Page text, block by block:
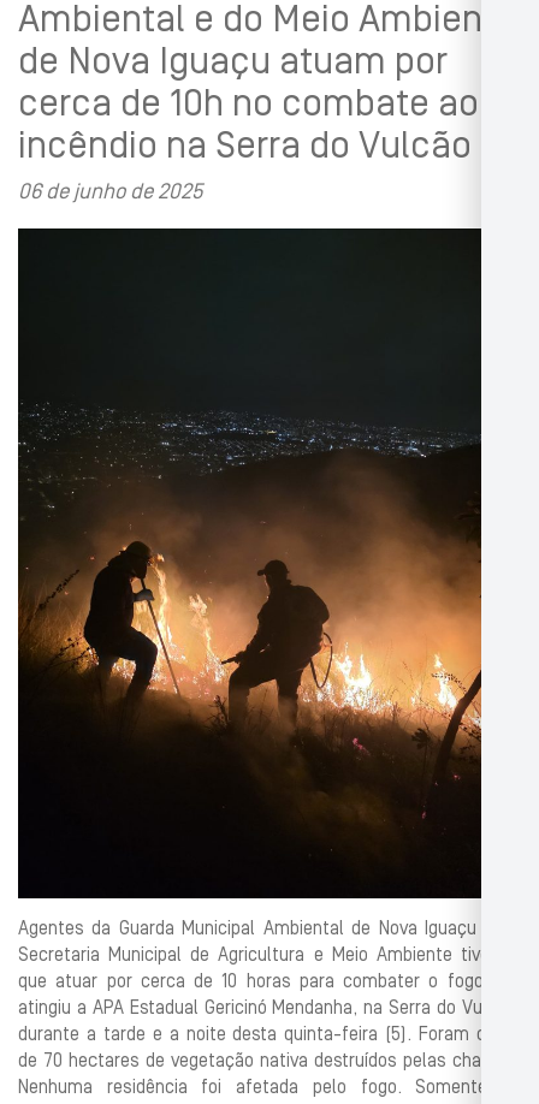
Ambiental e do Meio Ambiente
de Nova Iguaçu atuam por
cerca de 10h no combate ao
incêndio na Serra do Vulcão
06 de junho de 2025
Agentes da Guarda Municipal Ambiental de Nova Iguaçu e da
Secretaria Municipal de Agricultura e Meio Ambiente tiveram
que atuar por cerca de 10 horas para combater o fogo que
atingiu a APA Estadual Gericinó Mendanha, na Serra do Vulcão,
durante a tarde e a noite desta quinta-feira (5). Foram cerca
de 70 hectares de vegetação nativa destruídos pelas chamas.
Nenhuma residência foi afetada pelo fogo. Somente no